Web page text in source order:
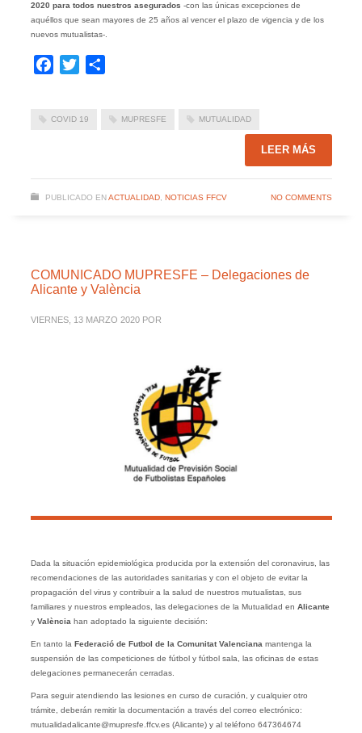
2020 para todos nuestros asegurados -con las únicas excepciones de
aquéllos que sean mayores de 25 años al vencer el plazo de vigencia y de los
nuevos mutualistas-.
Facebook
Twitter
COVID 19 MUPRESFE MUTUALIDAD
LEER MÁS
PUBLICADO EN ACTUALIDAD, NOTICIAS FFCV NO COMMENTS
COMUNICADO MUPRESFE – Delegaciones de
Alicante y València
VIERNES, 13 MARZO 2020 POR
Dada la situación epidemiológica producida por la extensión del coronavirus, las
recomendaciones de las autoridades sanitarias y con el objeto de evitar la
propagación del virus y contribuir a la salud de nuestros mutualistas, sus
familiares y nuestros empleados, las delegaciones de la Mutualidad en Alicante
y Valènciahan adoptado la siguiente decisión:
En tanto la Federació de Futbol de la Comunitat Valenciana mantenga la
suspensión de las competiciones de fútbol y fútbol sala, las oficinas de estas
delegaciones permanecerán cerradas.
Para seguir atendiendo las lesiones en curso de curación, y cualquier otro
trámite, deberán remitir la documentación a través del correo electrónico:
mutualidadalicante@mupresfe.ffcv.es (Alicante) y al teléfono 647364674